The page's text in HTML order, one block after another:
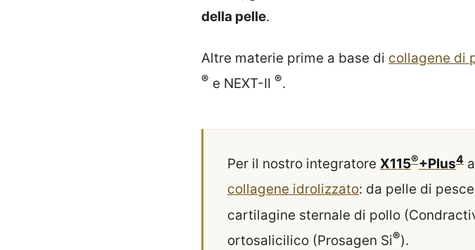
della pelle.
Altre materie prime a base di collagene di
® e NEXT-II ®.
Per il nostro integratore X115®+Plus4
collagene idrolizzato: da pelle di
cartilagine sternale di pollo
ortosalicilico (Prosagen Si®).